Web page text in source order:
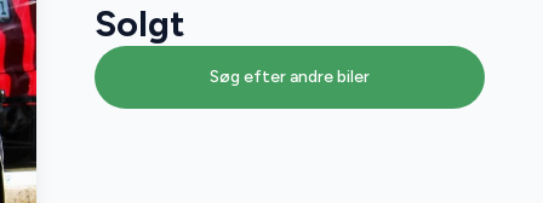
Solgt
Søg efter andre biler